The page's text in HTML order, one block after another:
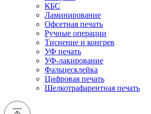
КБС
Ламинирование
Офсетная печать
Ручные операции
Тиснение и конгрев
УФ печать
УФ-лакирование
Фальцесклейка
Цифровая печать
Шелкотрафарентная печать